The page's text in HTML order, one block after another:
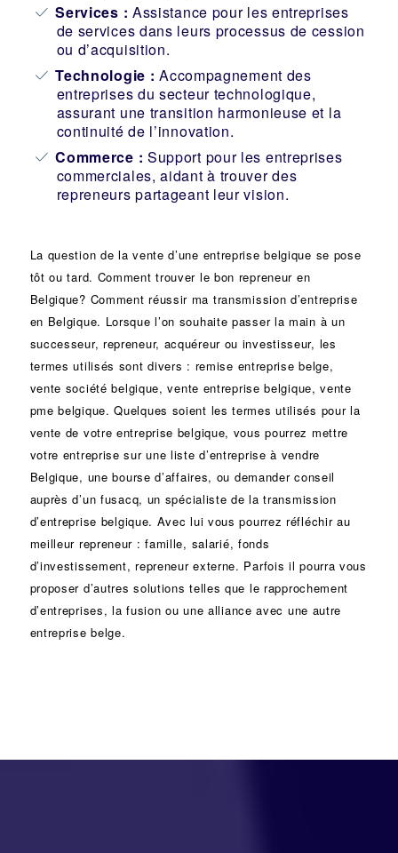
Services : Assistance pour les entreprises
de services dans leurs processus de cession
ou d’acquisition.
Technologie : Accompagnement des
entreprises du secteur technologique,
assurant une transition harmonieuse et la
continuité de l’innovation.
Commerce : Support pour les entreprises
commerciales, aidant à trouver des
repreneurs partageant leur vision.
La question de la vente d’une entreprise belgique se pose
tôt ou tard. Comment trouver le bon repreneur en
Belgique? Comment réussir ma transmission d’entreprise
en Belgique. Lorsque l’on souhaite passer la main à un
successeur, repreneur, acquéreur ou investisseur, les
termes utilisés sont divers : remise entreprise belge,
vente société belgique, vente entreprise belgique, vente
pme belgique. Quelques soient les termes utilisés pour la
vente de votre entreprise belgique, vous pourrez mettre
votre entreprise sur une liste d’entreprise à vendre
Belgique, unebourse d’affaires, ou demander conseil
auprès d’un fusacq, un spécialiste de latransmission
d’entreprise belgique. Avec lui vous pourrez réfléchir au
meilleur repreneur :famille, salarié, fonds
d’investissement, repreneur externe. Parfois il pourra vous
proposer d’autres solutions telles que le rapprochement
d’entreprises, lafusion ou unealliance avec une autre
entreprise belge.